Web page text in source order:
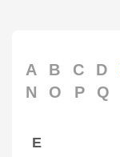
A B C D
N
O P Q
E